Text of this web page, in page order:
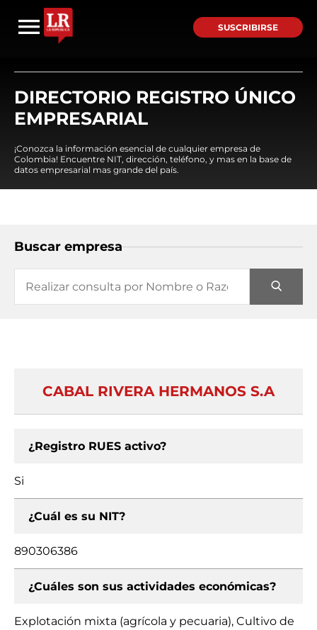
SUSCRIBIRSE
DIRECTORIO REGISTRO ÚNICO
EMPRESARIAL
¡Conozca la información esencial de cualquier empresa de
Colombia! Encuentre NIT, dirección, teléfono, y mas en la base de
datos empresarial mas grande del país.
Buscar empresa
CABAL RIVERA HERMANOS S.A
¿Registro RUES activo?
Si
¿Cuál es su NIT?
890306386
¿Cuáles son sus actividades económicas?
Explotación mixta (agrícola y pecuaria), Cultivo de